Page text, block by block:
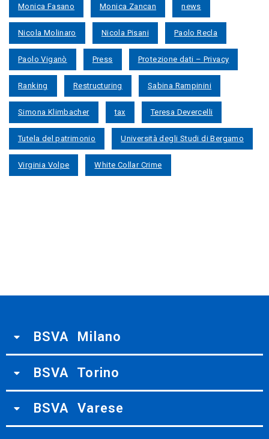
Monica Fasano Monica Zancan news
Nicola Molinaro Nicola Pisani Paolo Recla
Paolo Viganò Press Protezione dati – Privacy
Ranking Restructuring Sabina Rampinini
Simona Klimbacher tax Teresa Devercelli
Tutela del patrimonio Università degli Studi di Bergamo
Virginia Volpe White Collar Crime
BSVA Milano
BSVA Torino
BSVA Varese